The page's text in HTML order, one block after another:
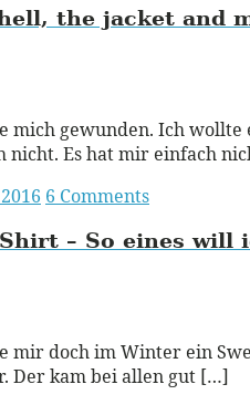
the jacket and
mich gewunden. Ich
nicht. Es hat mir einfach
6 Comments
– So eines will
mir doch im Winter ein
Der kam bei allen gut […]